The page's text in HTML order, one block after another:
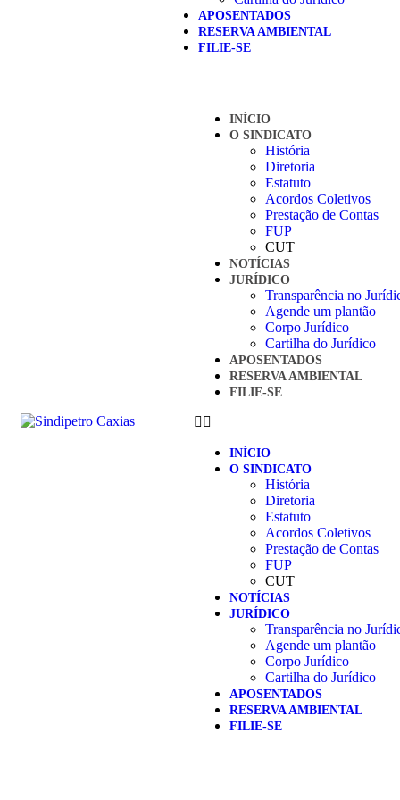
APOSENTADOS
RESERVA AMBIENTAL
FILIE-SE
INÍCIO
O SINDICATO
História
Diretoria
Estatuto
Acordos Coletivos
Prestação de Contas
FUP
CUT
NOTÍCIAS
JURÍDICO
Transparência no
Agende um plantão
Corpo Jurídico
Cartilha do Jurídico
APOSENTADOS
RESERVA AMBIENTAL
FILIE-SE
INÍCIO
O SINDICATO
História
Diretoria
Estatuto
Acordos Coletivos
Prestação de Contas
FUP
CUT
NOTÍCIAS
JURÍDICO
Transparência no
Agende um plantão
Corpo Jurídico
Cartilha do Jurídico
APOSENTADOS
RESERVA AMBIENTAL
FILIE-SE